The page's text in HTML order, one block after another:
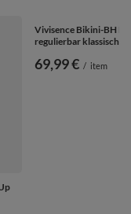
Vivisence Bikini-BH
regulierbar klassisch
69,99 € / item